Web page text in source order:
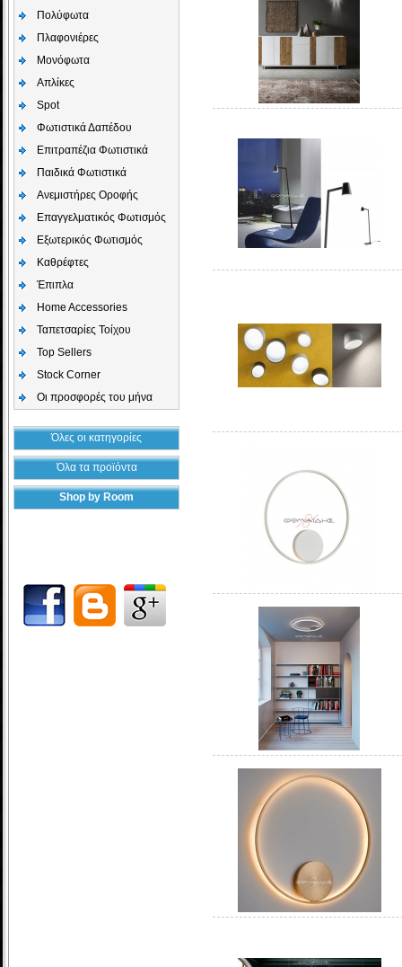
Πολύφωτα
Πλαφονιέρες
Μονόφωτα
Απλίκες
Spot
Φωτιστικά Δαπέδου
Επιτραπέζια Φωτιστικά
Παιδικά Φωτιστικά
Aνεμιστήρες Οροφής
Επαγγελματικός Φωτισμός
Εξωτερικός Φωτισμός
Καθρέφτες
Έπιπλα
Home Accessories
Ταπετσαρίες Τοίχου
Top Sellers
Stock Corner
Οι προσφορές του μήνα
Όλες οι κατηγορίες
Όλα τα προϊόντα
Shop by Room